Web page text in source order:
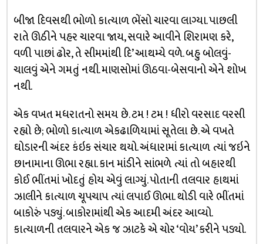
બીજા દિવસથી ભોળો કાત્યાળ ભેંસો ચારવા લાગ્યા. પાછલી
રાતે ઊઠીને પહર ચારવા જાય, સવારે આવીને શિરામણ કરે,
વળી પાછાં ઢોર, તે સીમમાંથી દિ’ આથમ્યે વળે. બહુ બોલવું-
ચાલવું એને ગમતું નથી. માણસોમાં ઊઠવા-બેસવાનો એને શોખ
નથી.
એક વખત મધરાતનો સમય છે. ટમ ! ટમ ! ધીરો વરસાદ વરસી
રહ્યો છે; ભોળો કાત્યાળ એકઢાળિયામાં સૂતેલા છે. એ વખતે
ઘોડારની અંદર કંઇક સંચાર થયો. અંધારામાં કાત્યાળ ત્યાં જઇને
છાનામાના ઊભા રહ્યા. કાન માંડીને સાંભળે ત્યાં તો બહારથી
કોઈ ભીંતમાં ખોદતું હોય એવું લાગ્યું. પોતાની તલવાર હાથમાં
ઝાલીને કાત્યાળ ચૂપચાપ ત્યાં લપાઈ ઊભા. થોડી વારે ભીંતમાં
બાકોરું પડ્યું. બાકોરામાંથી એક આદમી અંદર આવ્યો.
કાત્યાળની તલવારને એક જ ઝાટકે એ ચોર ‘વોય’ કરીને પડ્યો.